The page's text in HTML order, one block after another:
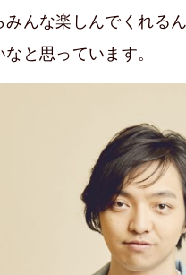
みんな楽しんでくれる
と思っています。